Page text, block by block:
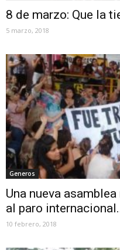
8 de marzo: Que la
5 marzo, 2018
Generos
Una nueva
al paro
10 febrero, 2018